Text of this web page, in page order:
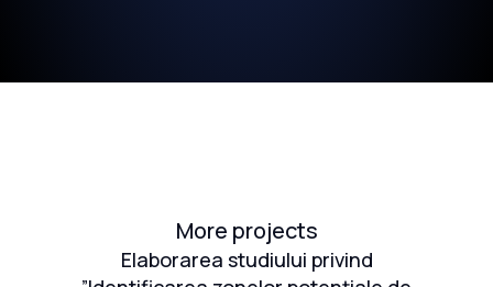
More projects
Elaborarea studiului privind